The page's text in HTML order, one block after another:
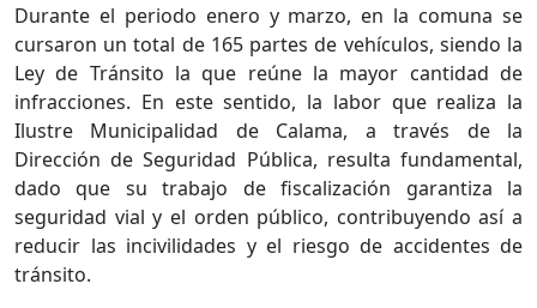
Durante el periodo enero y marzo, en la comuna se
cursaron un total de 165 partes de vehículos, siendo la
Ley de Tránsito la que reúne la mayor cantidad de
infracciones. En este sentido, la labor que realiza la
Ilustre Municipalidad de Calama, a través de la
Dirección de Seguridad Pública, resulta fundamental,
dado que su trabajo de fiscalización garantiza la
seguridad vial y el orden público, contribuyendo así a
reducir las incivilidades y el riesgo de accidentes de
tránsito.